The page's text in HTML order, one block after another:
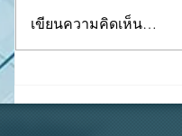
ให้เป๊ะ บิลครบ เงินไ
เขียนความคิดเห็น…